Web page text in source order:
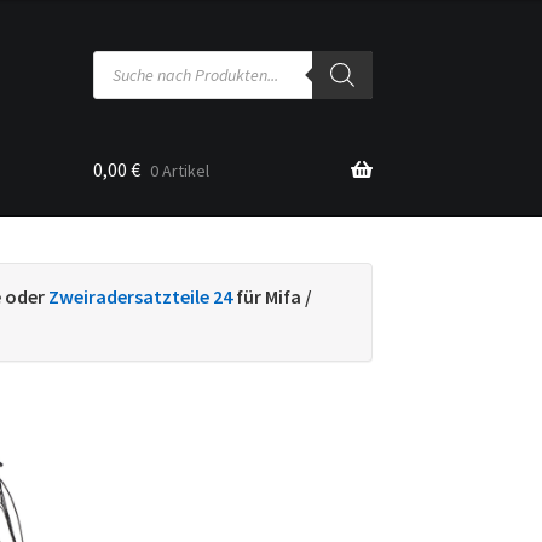
Products
search
0,00 € 0 Artikel
oderZweiradersatzteile 24für Mifa /